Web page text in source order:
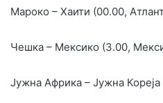
Мароко – Хаити (00.00,
Чешка – Мексико (3.00,
Јужна Африка – Јужна